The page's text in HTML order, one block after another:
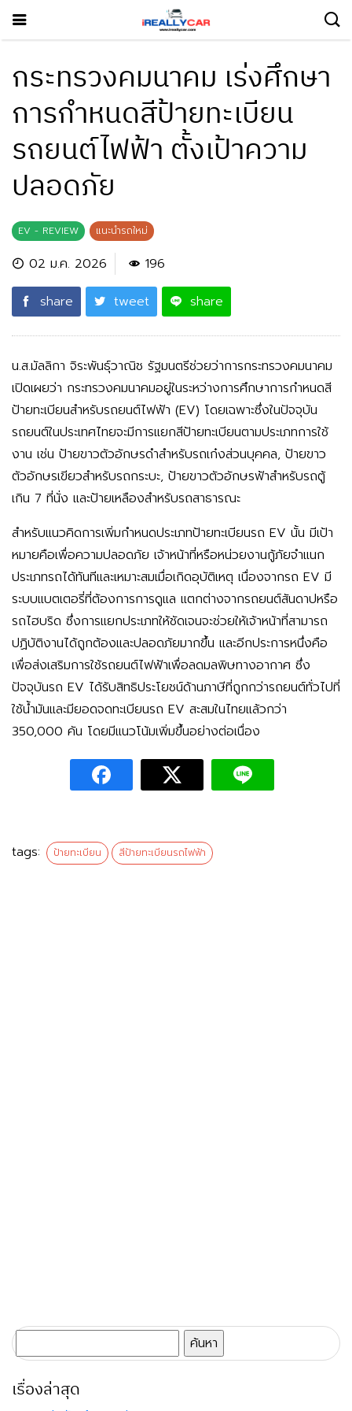
กระทรวงคมนาคม เร่งศึกษา
การกำหนดสีป้ายทะเบียน
รถยนต์ไฟฟ้า ตั้งเป้าความ
ปลอดภัย
EV - REVIEW แนะนำรถใหม่
02 ม.ค. 2026
196
share
tweet share
น.ส.มัลลิกา จิระพันธุ์วาณิช รัฐมนตรีช่วยว่าการกระทรวงคมนาคม
เปิดเผยว่า กระทรวงคมนาคมอยู่ในระหว่างการศึกษาการกำหนดสี
ป้ายทะเบียนสำหรับรถยนต์ไฟฟ้า (EV) โดยเฉพาะซึ่งในปัจจุบัน
รถยนต์ในประเทศไทยจะมีการแยกสีป้ายทะเบียนตามประเภทการใช้
งาน เช่น ป้ายขาวตัวอักษรดำสำหรับรถเก๋งส่วนบุคคล, ป้ายขาว
ตัวอักษรเขียวสำหรับรถกระบะ, ป้ายขาวตัวอักษรฟ้าสำหรับรถตู้
เกิน 7 ที่นั่ง และป้ายเหลืองสำหรับรถสาธารณะ
สำหรับแนวคิดการเพิ่มกำหนดประเภทป้ายทะเบียนรถ EV นั้น มีเป้า
หมายคือเพื่อความปลอดภัย เจ้าหน้าที่หรือหน่วยงานกู้ภัยจำแนก
ประเภทรถได้ทันทีและเหมาะสมเมื่อเกิดอุบัติเหตุ เนื่องจากรถ EV มี
ระบบแบตเตอรี่ที่ต้องการการดูแล แตกต่างจากรถยนต์สันดาปหรือ
รถไฮบริด ซึ่งการแยกประเภทให้ชัดเจนจะช่วยให้เจ้าหน้าที่สามารถ
ปฏิบัติงานได้ถูกต้องและปลอดภัยมากขึ้น และอีกประการหนึ่งคือ
เพื่อส่งเสริมการใช้รถยนต์ไฟฟ้าเพื่อลดมลพิษทางอากาศ ซึ่ง
ปัจจุบันรถ EV ได้รับสิทธิประโยชน์ด้านภาษีที่ถูกกว่ารถยนต์ทั่วไปที่
ใช้น้ำมันและมียอดจดทะเบียนรถ EV สะสมในไทยแล้วกว่า
350,000 คัน โดยมีแนวโน้มเพิ่มขึ้นอย่างต่อเนื่อง
tags: ป้ายทะเบียน สีป้ายทะเบียนรถไฟฟ้า
สำหรับ:
เรื่องล่าสุด